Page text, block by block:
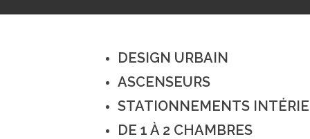
DESIGN URBAIN
ASCENSEURS
STATIONNEMENTS
DE 1 À 2 CHAMBRES